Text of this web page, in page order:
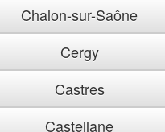
Chalon-sur-Saône
Cergy
Castres
Castellane